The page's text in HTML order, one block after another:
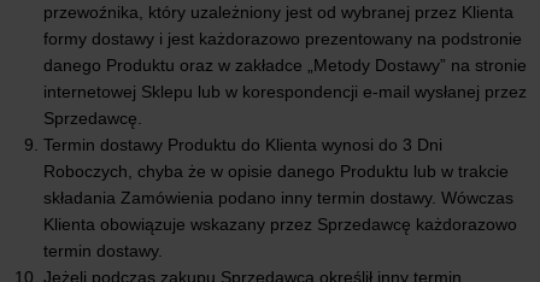
przewoźnika, który uzależniony jest od wybranej przez Klienta
formy dostawy i jest każdorazowo prezentowany na podstronie
danego Produktu oraz w zakładce „Metody Dostawy” na stronie
internetowej Sklepu lub w korespondencji e-mail wysłanej przez
Sprzedawcę.
Termin dostawy Produktu do Klienta wynosi do 3 Dni
Roboczych, chyba że w opisie danego Produktu lub w trakcie
składania Zamówienia podano inny termin dostawy. Wówczas
Klienta obowiązuje wskazany przez Sprzedawcę każdorazowo
termin dostawy.
Jeżeli podczas zakupu Sprzedawca określił inny termin